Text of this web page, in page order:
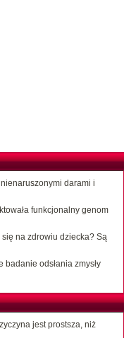
darami i
funkcjonalny genom
na zdrowiu dziecka? Są
badanie odsłania zmysły
jest prostsza, niż